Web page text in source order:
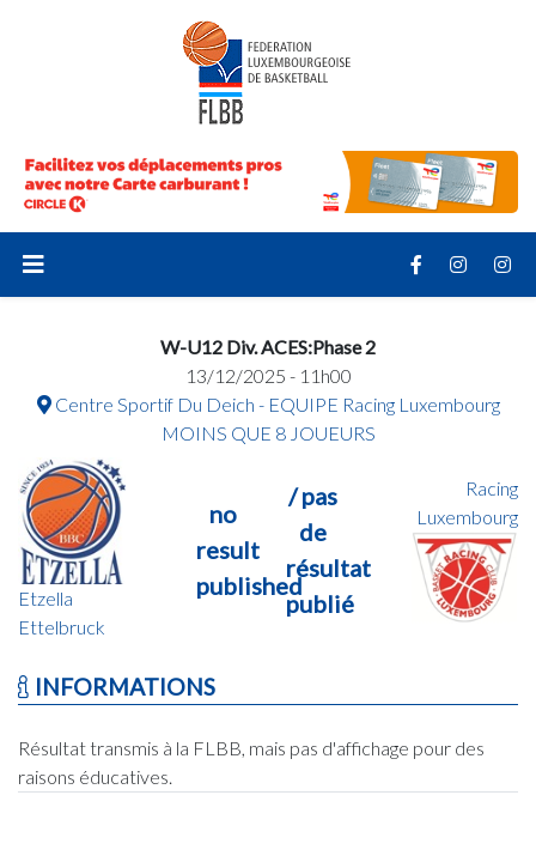
W-U12 Div. ACES:Phase 2
13/12/2025 - 11h00
Centre Sportif Du Deich - EQUIPE Racing Luxembourg
MOINS QUE 8 JOUEURS
Etzella
Ettelbruck
no
result
published
/ pas
de
résultat
publié
Racing
Luxembourg
INFORMATIONS
Résultat transmis à la FLBB, mais pas d'affichage pour des
raisons éducatives.